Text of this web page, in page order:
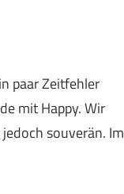
paar Zeitfehler
mit Happy. Wir
souverän. Im